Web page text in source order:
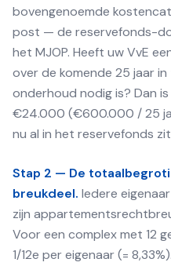
bovengenoemde
post — de reservefonds-
het MJOP. Heeft uw VvE
over de komende 25 jaar
onderhoud nodig is? Dan
€24.000 (€600.000 / 25
nu al in het reservefonds
Stap 2 — De
breukdeel. Iedere
zijn
Voor een complex met 12
1/12e per eigenaar (=